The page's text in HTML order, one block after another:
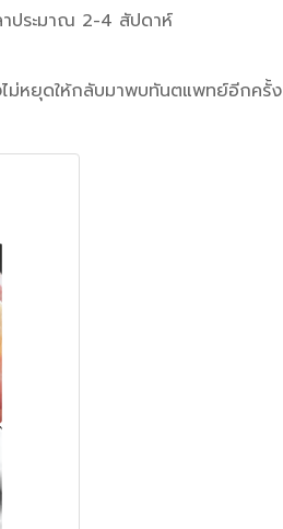
าประมาณ 2-4 สัปดาห์
ไม่หยุดให้กลับมาพบทันตแพทย์อีกครั้ง